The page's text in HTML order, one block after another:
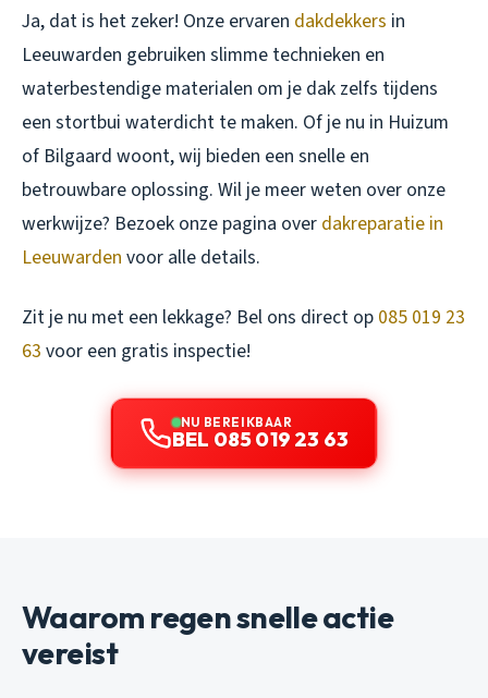
Ja, dat is het zeker! Onze ervaren dakdekkers in
Leeuwarden gebruiken slimme technieken en
waterbestendige materialen om je dak zelfs tijdens
een stortbui waterdicht te maken. Of je nu in Huizum
of Bilgaard woont, wij bieden een snelle en
betrouwbare oplossing. Wil je meer weten over onze
werkwijze? Bezoek onze pagina over dakreparatie in
Leeuwarden voor alle details.
Zit je nu met een lekkage? Bel ons direct op 085 019 23
63 voor een gratis inspectie!
NU BEREIKBAAR
BEL 085 019 23 63
Waarom regen snelle actie
vereist